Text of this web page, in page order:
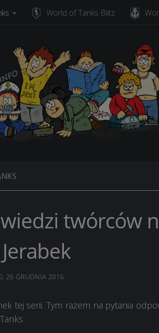
World of Tanks Blitz
twórców
26 GRUDNIA 2016
tej serii. Tym razem na pytania